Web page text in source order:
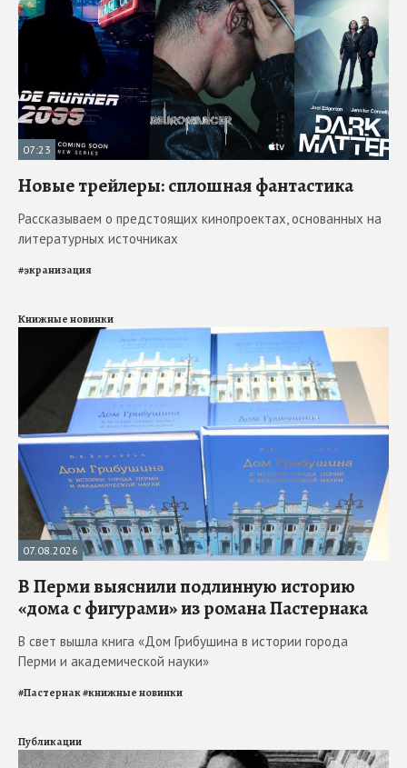
07:23
Новые трейлеры: сплошная фантастика
Рассказываем о предстоящих кинопроектах, основанных на
литературных источниках
#экранизация
Книжные новинки
07.08.2026
В Перми выяснили подлинную историю
«дома с фигурами» из романа Пастернака
В свет вышла книга «Дом Грибушина в истории города
Перми и академической науки»
#Пастернак#книжные новинки
Публикации